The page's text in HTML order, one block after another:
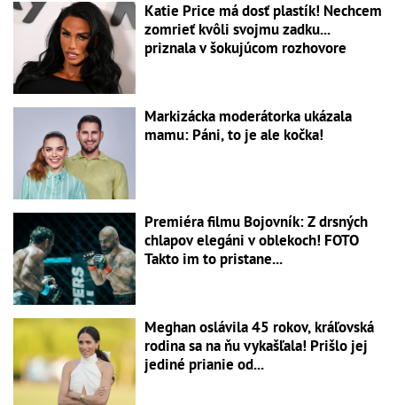
Katie Price má dosť plastík! Nechcem
zomrieť kvôli svojmu zadku...
priznala v šokujúcom rozhovore
Markizácka moderátorka ukázala
mamu: Páni, to je ale kočka!
Premiéra filmu Bojovník: Z drsných
chlapov elegáni v oblekoch! FOTO
Takto im to pristane...
Meghan oslávila 45 rokov, kráľovská
rodina sa na ňu vykašľala! Prišlo jej
jediné prianie od...